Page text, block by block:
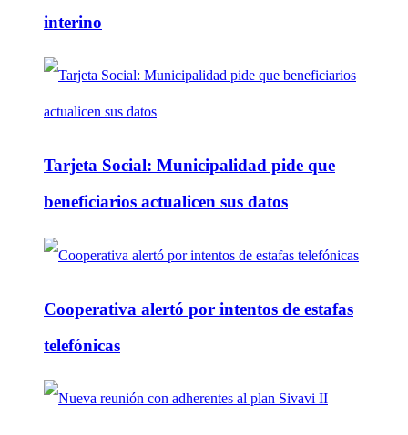
interino
Tarjeta Social: Municipalidad pide que
beneficiarios actualicen sus datos
Cooperativa alertó por intentos de estafas
telefónicas